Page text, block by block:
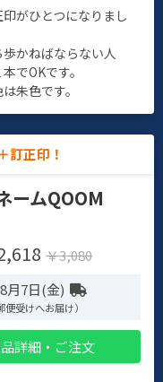
がひとつになりまし
かねばならない人
でOKです。
朱色です。
訂正印！
ームQOOM
￥3,080
月7日(金)
受けへお届け）
詳細・ご注文